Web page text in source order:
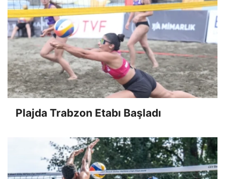
Plajda Trabzon Etabı Başladı